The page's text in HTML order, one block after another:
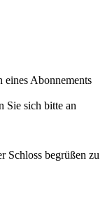
eines Abonnements
Sie sich bitte an
Schloss begrüßen zu